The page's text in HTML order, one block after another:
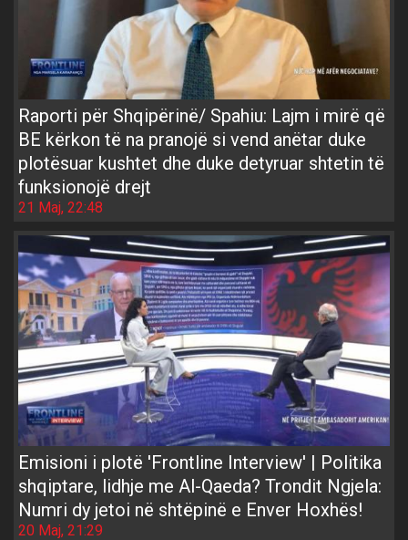
Raporti për Shqipërinë/ Spahiu: Lajm i mirë që
BE kërkon të na pranojë si vend anëtar duke
plotësuar kushtet dhe duke detyruar shtetin të
funksionojë drejt
21 Maj, 22:48
Emisioni i plotë 'Frontline Interview' | Politika
shqiptare, lidhje me Al-Qaeda? Trondit Ngjela:
Numri dy jetoi në shtëpinë e Enver Hoxhës!
20 Maj, 21:29